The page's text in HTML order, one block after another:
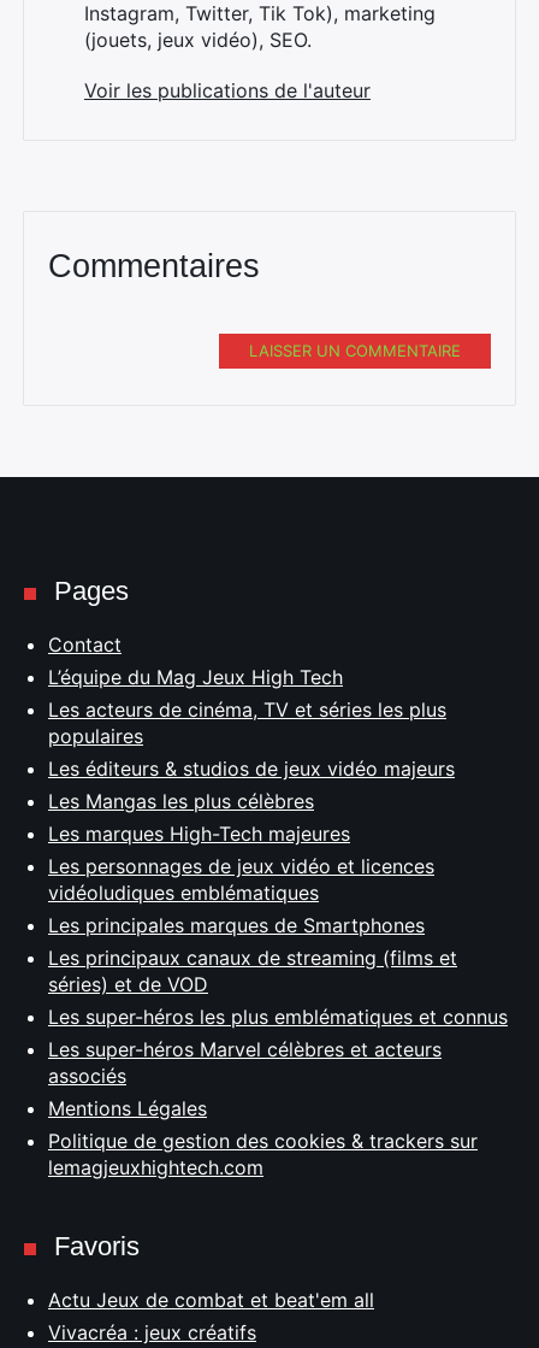
Instagram, Twitter, Tik Tok), marketing
(jouets, jeux vidéo), SEO.
Voir les publications de l'auteur
Commentaires
LAISSER UN COMMENTAIRE
Pages
Contact
L’équipe du Mag Jeux High Tech
Les acteurs de cinéma, TV et séries les plus
populaires
Les éditeurs & studios de jeux vidéo majeurs
Les Mangas les plus célèbres
Les marques High-Tech majeures
Les personnages de jeux vidéo et licences
vidéoludiques emblématiques
Les principales marques de Smartphones
Les principaux canaux de streaming (films et
séries) et de VOD
Les super-héros les plus emblématiques et connus
Les super-héros Marvel célèbres et acteurs
associés
Mentions Légales
Politique de gestion des cookies & trackers sur
lemagjeuxhightech.com
Favoris
Actu Jeux de combat et beat'em all
Vivacréa : jeux créatifs